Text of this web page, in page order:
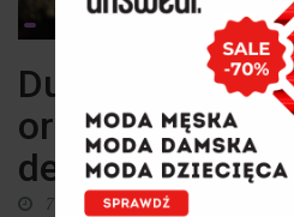
Duże ozdoby
oryginalny
dekoracje ogrodu
7 października 2022